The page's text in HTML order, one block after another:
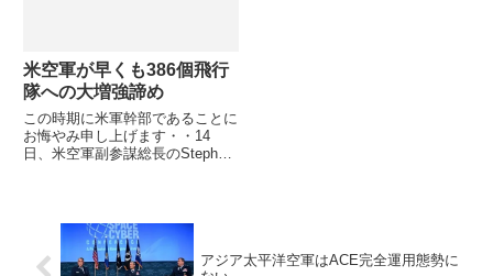
米空軍が早くも386個飛行
隊への大増強諦め
この時期に米軍幹部であることに
お悔やみ申し上げます・・14
日、米空軍副参謀総長のStephen
隊数を25％増やす（386個飛行隊
にする）目標を...
アジア太平洋空軍はACE完全運用態勢に